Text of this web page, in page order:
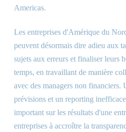
Americas.
Les entreprises d'Amérique du
peuvent désormais dire adieu aux
sujets aux erreurs et finaliser leurs
temps, en travaillant de manière
avec des managers non financiers.
prévisions et un reporting
important sur les résultats d'une
entreprises à accroître la